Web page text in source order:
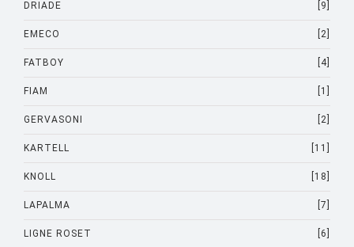
DRIADE [9]
EMECO [2]
FATBOY [4]
FIAM [1]
GERVASONI [2]
KARTELL [11]
KNOLL [18]
LAPALMA [7]
LIGNE ROSET [6]